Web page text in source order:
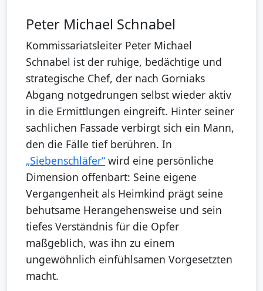
Peter Michael Schnabel
Kommissariatsleiter Peter Michael
Schnabel ist der ruhige, bedächtige und
strategische Chef, der nach Gorniaks
Abgang notgedrungen selbst wieder aktiv
in die Ermittlungen eingreift. Hinter seiner
sachlichen Fassade verbirgt sich ein Mann,
den die Fälle tief berühren. In
„Siebenschläfer“ wird eine persönliche
Dimension offenbart: Seine eigene
Vergangenheit als Heimkind prägt seine
behutsame Herangehensweise und sein
tiefes Verständnis für die Opfer
maßgeblich, was ihn zu einem
ungewöhnlich einfühlsamen Vorgesetzten
macht.